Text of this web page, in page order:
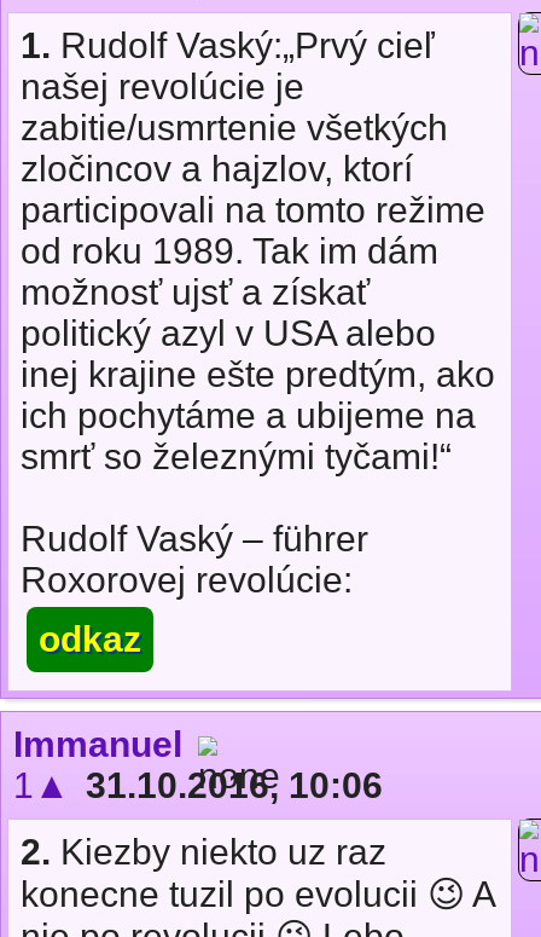
1. Rudolf Vaský:„Prvý cieľ
našej revolúcie je
zabitie/usmrtenie všetkých
zločincov a hajzlov, ktorí
participovali na tomto režime
od roku 1989. Tak im dám
možnosť ujsť a získať
politický azyl v USA alebo
inej krajine ešte predtým, ako
ich pochytáme a ubijeme na
smrť so železnými tyčami!“
Rudolf Vaský – führer
Roxorovej revolúcie:
odkaz
Immanuel
1▲
31.10.2016, 10:06
2. Kiezby niekto uz raz
konecne tuzil po evolucii 😉 A